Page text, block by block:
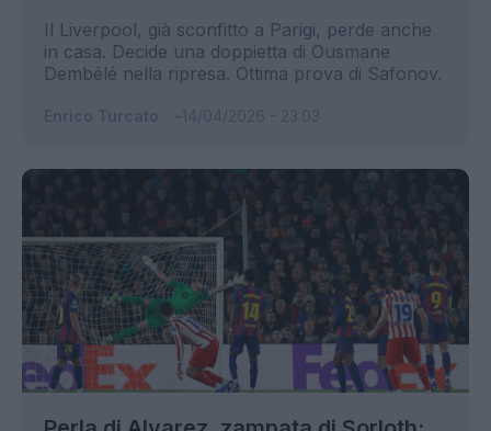
Il Liverpool, già sconfitto a Parigi, perde anche
in casa. Decide una doppietta di Ousmane
Dembélé nella ripresa. Ottima prova di Safonov.